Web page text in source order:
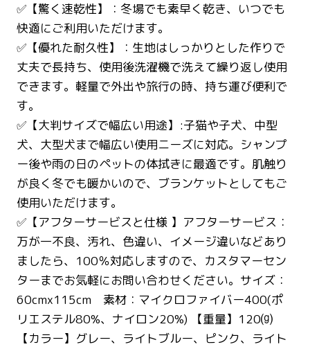
✅【驚く速乾性】：冬場でも素早く乾き、いつでも
快適にご利用いただけます。
✅【優れた耐久性】：生地はしっかりとした作りで
丈夫で長持ち、使用後洗濯機で洗えて繰り返し使用
できます。軽量で外出や旅行の時、持ち運び便利で
す。
✅【大判サイズで幅広い用途】:子猫や子犬、中型
犬、大型犬まで幅広い使用ニーズに対応。シャンプ
ー後や雨の日のペットの体拭きに最適です。肌触り
が良く冬でも暖かいので、ブランケットとしてもご
使用いただけます。
✅【アフターサービスと仕様 】アフターサービス：
万が一不良、汚れ、色違い、イメージ違いなどあり
ましたら、100％対応しますので、カスタマーセン
ターまでお気軽にお問い合わせください。サイズ：
60cmx115cm 素材：マイクロファイバー400(ポ
リエステル80%、ナイロン20%) 【重量】120⒢
【カラー】グレー、ライトブルー、ピンク、ライト